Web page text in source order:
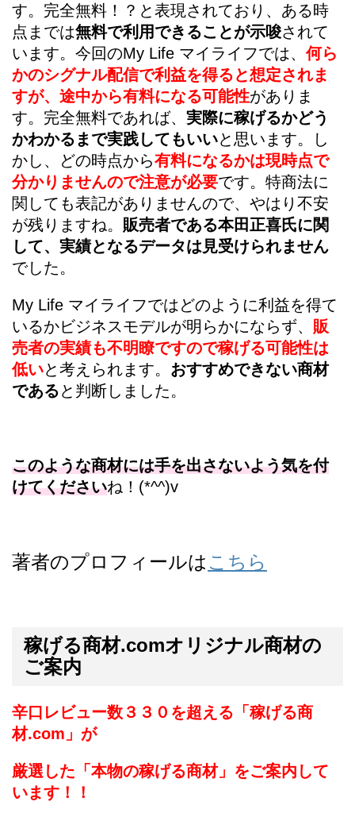
す。完全無料！？と表現されており、ある時
点までは無料で利用できることが示唆されて
います。今回のMy Life マイライフでは、何ら
かのシグナル配信で利益を得ると想定されま
すが、途中から有料になる可能性がありま
す。完全無料であれば、 実際に稼げるかどう
かわかるまで実践してもいいと思います。し
かし、どの時点から有料になるかは現時点で
分かりませんので注意が必要です。特商法に
関しても表記がありませんので、やはり不安
が残りますね。 販売者である本田正喜氏に関
して、実績となるデータは見受けられません
でした。
My Life マイライフではどのように利益を得て
いるかビジネスモデルが明らかにならず、 販
売者の実績も不明瞭ですので稼げる可能性は
低いと考えられます。 おすすめできない商材
であると判断しました。
このような商材には手を出さないよう気を付
けてくださいね！(*^^)v
著者のプロフィールは こちら
稼げる商材.comオリジナル商材の
ご案内
辛口レビュー数３３０を超える「稼げる商
材.com」が
厳選した「本物の稼げる商材」をご案内して
います！！